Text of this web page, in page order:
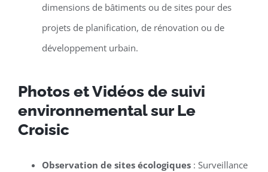
dimensions de bâtiments ou de sites pour des
projets de planification, de rénovation ou de
développement urbain.
Photos et Vidéos de suivi
environnemental sur Le
Croisic
Observation de sites écologiques: Surveillance